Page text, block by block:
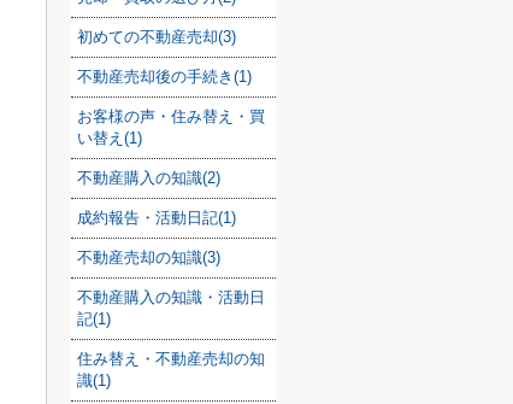
初めての不動産売却(3)
不動産売却後の手続き(1)
お客様の声・住み替え・買
い替え(1)
不動産購入の知識(2)
成約報告・活動日記(1)
不動産売却の知識(3)
不動産購入の知識・活動日
記(1)
住み替え・不動産売却の知
識(1)